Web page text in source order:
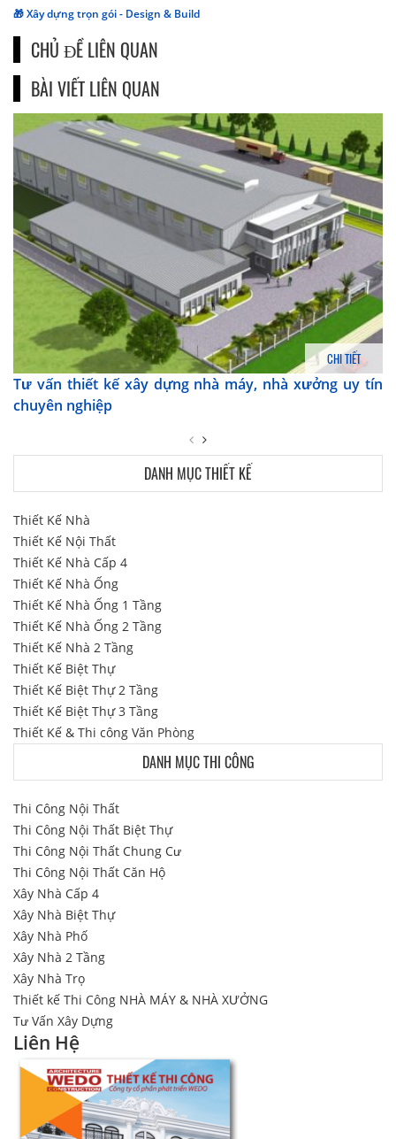
🎁 Xây dựng trọn gói - Design & Build
CHỦ ĐỀ LIÊN QUAN
BÀI VIẾT LIÊN QUAN
CHI TIẾT
Tư vấn thiết kế xây dựng nhà máy, nhà xưởng uy tín
chuyên nghiệp
DANH MỤC THIẾT KẾ
Thiết Kế Nhà
Thiết Kế Nội Thất
Thiết Kế Nhà Cấp 4
Thiết Kế Nhà Ống
Thiết Kế Nhà Ống 1 Tầng
Thiết Kế Nhà Ống 2 Tầng
Thiết Kế Nhà 2 Tầng
Thiết Kế Biệt Thự
Thiết Kế Biệt Thự 2 Tầng
Thiết Kế Biệt Thự 3 Tầng
Thiết Kế & Thi công Văn Phòng
DANH MỤC THI CÔNG
Thi Công Nội Thất
Thi Công Nội Thất Biệt Thự
Thi Công Nội Thất Chung Cư
Thi Công Nội Thất Căn Hộ
Xây Nhà Cấp 4
Xây Nhà Biệt Thự
Xây Nhà Phố
Xây Nhà 2 Tầng
Xây Nhà Trọ
Thiết kế Thi Công NHÀ MÁY & NHÀ XƯỞNG
Tư Vấn Xây Dựng
Liên Hệ